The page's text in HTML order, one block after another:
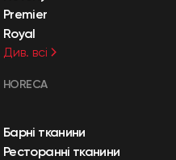
Premier
Royal
Див. всі
HORECA
Барні тканини
Ресторанні тканини